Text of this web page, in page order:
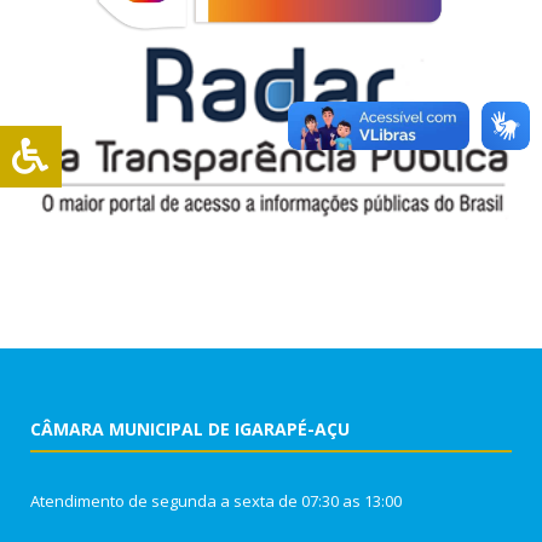
CÂMARA MUNICIPAL DE IGARAPÉ-AÇU
Atendimento de segunda a sexta de 07:30 as 13:00